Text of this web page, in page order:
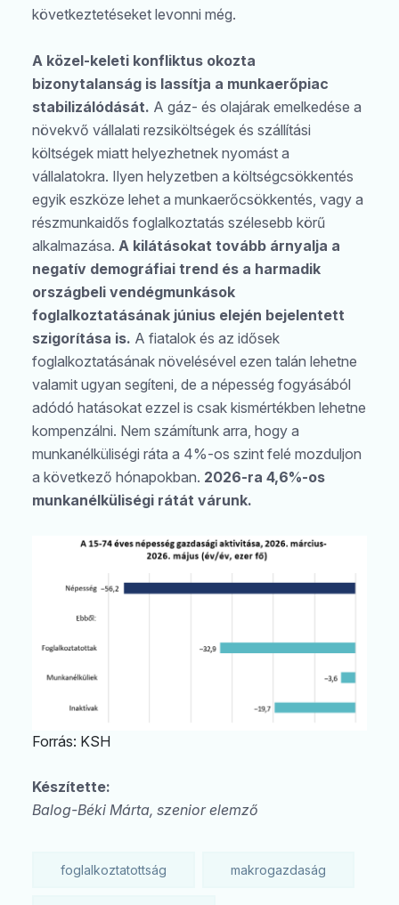
következtetéseket levonni még.
A közel-keleti konfliktus okozta
bizonytalanság is lassítja a munkaerőpiac
stabilizálódását. A gáz- és olajárak emelkedése a
növekvő vállalati rezsiköltségek és szállítási
költségek miatt helyezhetnek nyomást a
vállalatokra. Ilyen helyzetben a költségcsökkentés
egyik eszköze lehet a munkaerőcsökkentés, vagy a
részmunkaidős foglalkoztatás szélesebb körű
alkalmazása. A kilátásokat tovább árnyalja a
negatív demográfiai trend és a harmadik
országbeli vendégmunkások
foglalkoztatásának június elején bejelentett
szigorítása is. A fiatalok és az idősek
foglalkoztatásának növelésével ezen talán lehetne
valamit ugyan segíteni, de a népesség fogyásából
adódó hatásokat ezzel is csak kismértékben lehetne
kompenzálni. Nem számítunk arra, hogy a
munkanélküliségi ráta a 4%-os szint felé mozduljon
a következő hónapokban. 2026-ra 4,6%-os
munkanélküliségi rátát várunk.
Forrás: KSH
Készítette:
Balog-Béki Márta, szenior elemző
foglalkoztatottság makrogazdaság